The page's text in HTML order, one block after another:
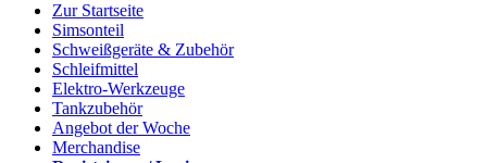
Zur Startseite
Simsonteil
Schweißgeräte & Zubehör
Schleifmittel
Elektro-Werkzeuge
Tankzubehör
Angebot der Woche
Merchandise